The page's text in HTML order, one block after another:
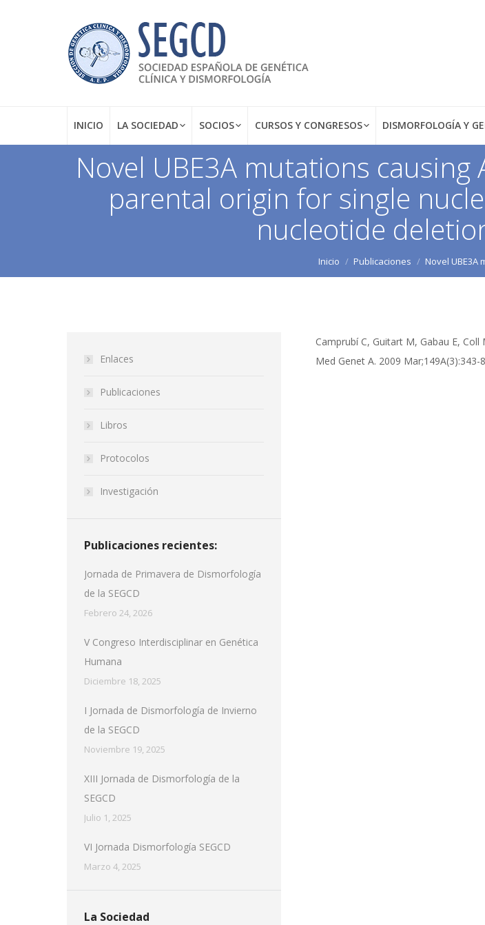
INICIO LA SOCIEDAD SOCIOS CURSOS Y CONGRESOS DISMORFOLOGÍA Y
Novel UBE3A mutations
parental origin for single
nucleotide
Inicio Publicaciones Novel
Camprubí C, Guitart M, Gabau E,
Med Genet A. 2009 Mar;149A(3):343-8
Enlaces
Publicaciones
Libros
Protocolos
Investigación
Publicaciones recientes:
Jornada de Primavera de Dismorfología
de la SEGCD
Febrero 24, 2026
V Congreso Interdisciplinar en Genética
Humana
Diciembre 18, 2025
I Jornada de Dismorfología de Invierno
de la SEGCD
Noviembre 19, 2025
XIII Jornada de Dismorfología de la
SEGCD
Julio 1, 2025
VI Jornada Dismorfología SEGCD
Marzo 4, 2025
La Sociedad